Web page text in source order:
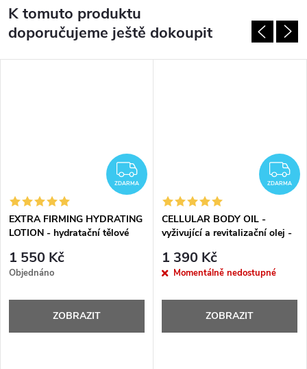
K tomuto produktu
doporučujeme ještě dokoupit
ZDARMA
ZDARMA
EXTRA FIRMING HYDRATING
LOTION - hydratační tělové
1 550 Kč
Objednáno
ZOBRAZIT
ZDARMA
CELLULAR BODY OIL -
vyživující a revitalizační olej -
1 390 Kč
Momentálně nedostupné
ZOBRAZIT